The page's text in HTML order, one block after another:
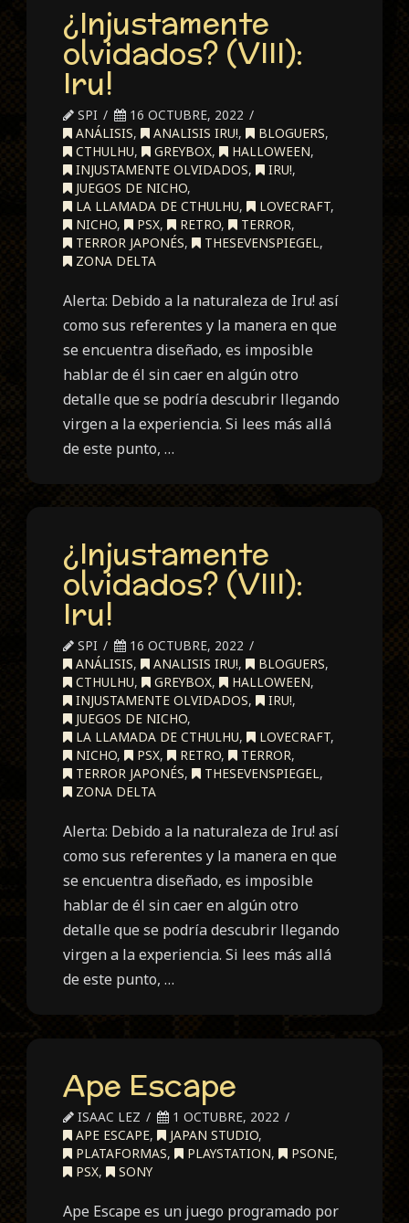
¿Injustamente
olvidados? (VIII):
Iru!
SPI
16 OCTUBRE, 2022
ANÁLISIS, ANALISIS IRU!, BLOGUERS,
CTHULHU, GREYBOX, HALLOWEEN,
INJUSTAMENTE OLVIDADOS, IRU!,
JUEGOS DE NICHO,
LA LLAMADA DE CTHULHU, LOVECRAFT,
NICHO, PSX, RETRO, TERROR,
TERROR JAPONÉS, THESEVENSPIEGEL,
ZONA DELTA
Alerta: Debido a la naturaleza de Iru! así
como sus referentes y la manera en que
se encuentra diseñado, es imposible
hablar de él sin caer en algún otro
detalle que se podría descubrir llegando
virgen a la experiencia. Si lees más allá
de este punto, …
¿Injustamente
olvidados? (VIII):
Iru!
SPI
16 OCTUBRE, 2022
ANÁLISIS, ANALISIS IRU!, BLOGUERS,
CTHULHU, GREYBOX, HALLOWEEN,
INJUSTAMENTE OLVIDADOS, IRU!,
JUEGOS DE NICHO,
LA LLAMADA DE CTHULHU, LOVECRAFT,
NICHO, PSX, RETRO, TERROR,
TERROR JAPONÉS, THESEVENSPIEGEL,
ZONA DELTA
Alerta: Debido a la naturaleza de Iru! así
como sus referentes y la manera en que
se encuentra diseñado, es imposible
hablar de él sin caer en algún otro
detalle que se podría descubrir llegando
virgen a la experiencia. Si lees más allá
de este punto, …
Ape Escape
ISAAC LEZ
1 OCTUBRE, 2022
APE ESCAPE, JAPAN STUDIO,
PLATAFORMAS, PLAYSTATION, PSONE,
PSX, SONY
Ape Escape es un juego programado por